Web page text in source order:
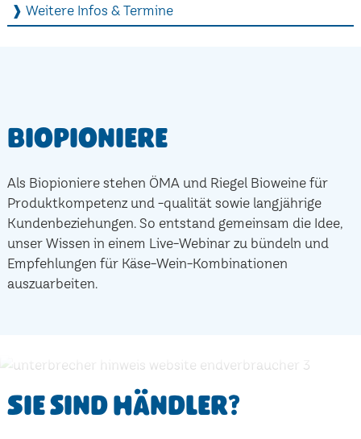
❱ Weitere Infos & Termine
Biopioniere
Als Biopioniere stehen ÖMA und Riegel Bioweine für
Produktkompetenz und -qualität sowie langjährige
Kundenbeziehungen. So entstand gemeinsam die Idee,
unser Wissen in einem Live-Webinar zu bündeln und
Empfehlungen für Käse-Wein-Kombinationen
auszuarbeiten.
Sie sind Händler?